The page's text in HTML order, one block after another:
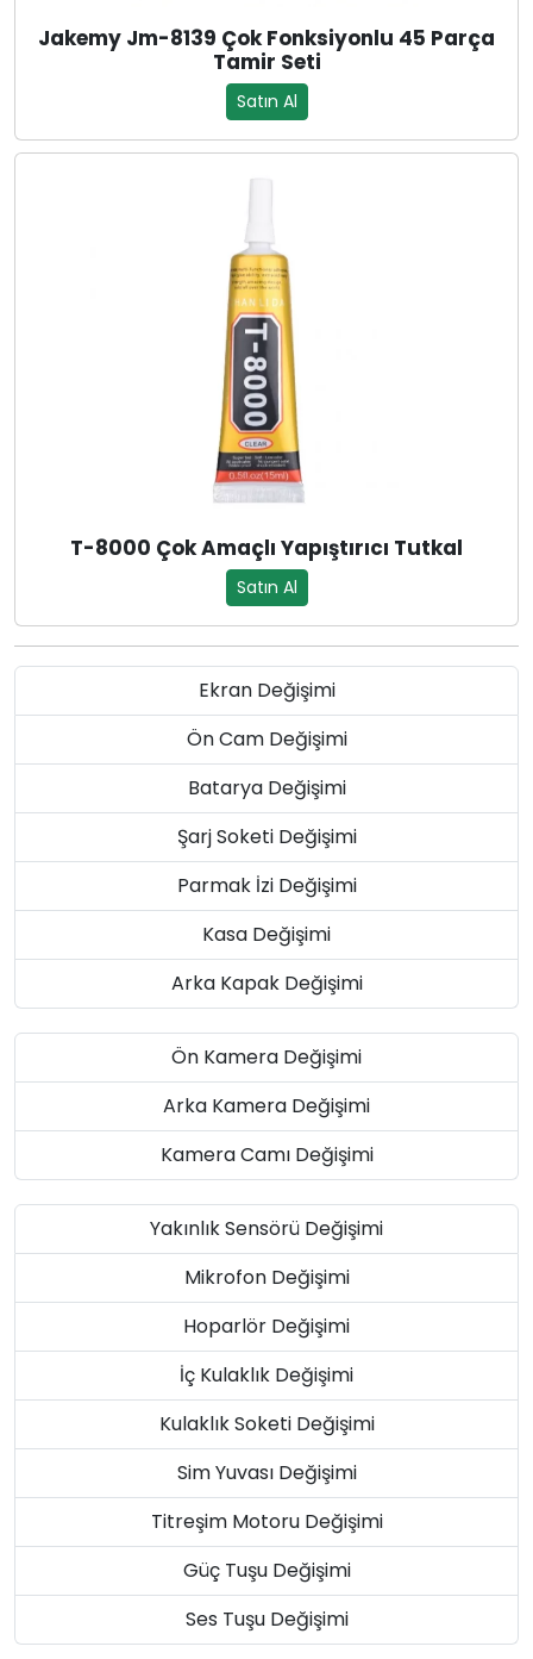
Jakemy Jm-8139 Çok Fonksiyonlu 45 Parça
Tamir Seti
Satın Al
T-8000 Çok Amaçlı Yapıştırıcı Tutkal
Satın Al
Ekran Değişimi
Ön Cam Değişimi
Batarya Değişimi
Şarj Soketi Değişimi
Parmak İzi Değişimi
Kasa Değişimi
Arka Kapak Değişimi
Ön Kamera Değişimi
Arka Kamera Değişimi
Kamera Camı Değişimi
Yakınlık Sensörü Değişimi
Mikrofon Değişimi
Hoparlör Değişimi
İç Kulaklık Değişimi
Kulaklık Soketi Değişimi
Sim Yuvası Değişimi
Titreşim Motoru Değişimi
Güç Tuşu Değişimi
Ses Tuşu Değişimi